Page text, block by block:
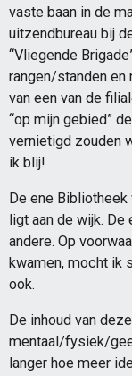
vaste baan in de
uitzendbureau bij
“Vliegende
rangen/standen en
van een van de
“op mijn gebied”
vernietigd zouden
ik blij!
De ene
ligt aan de wijk.
andere. Op
kwamen, mocht ik
ook.
De inhoud van
mentaal/fysiek/
langer hoe meer